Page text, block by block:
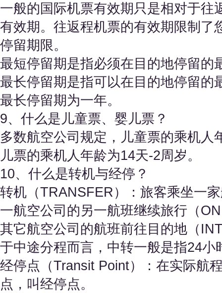
一般的国际机票有效期只是相对于往
有效期。往返程机票的有效期限制了
停留期限。
最短停留期是指必须在目的地停留的
最长停留期是指可以在目的地停留的
最长停留期为一年。
9、什么是儿童票、婴儿票？
多数航空公司规定，儿童票的乘机
儿票的乘机人年龄为14天-2周岁。
10、什么是转机与经停？
转机（TRANSFER）：旅客乘坐一
一航空公司的另一航班继续旅行（
其它航空公司的航班前往目的地（
于中途分程而言，中转一般是指24小
经停点（Transit Point）：在实际航
点，叫经停点。